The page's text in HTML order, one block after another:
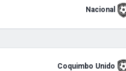
Nacional
Coquimbo Unido